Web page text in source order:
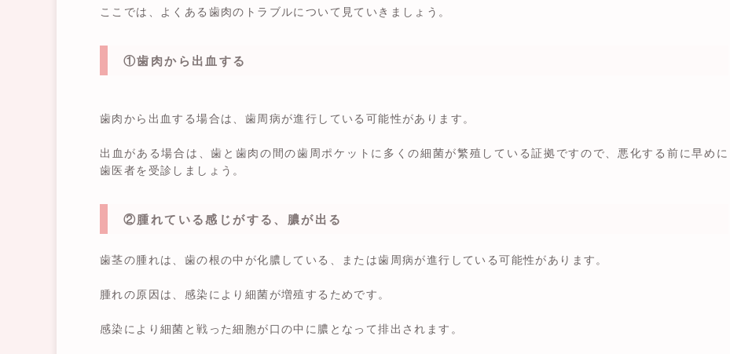
ここでは、よくある歯肉のトラブルについて見ていきましょう。
①歯肉から出血する
歯肉から出血する場合は、歯周病が進行している可能性があります。
出血がある場合は、歯と歯肉の間の歯周ポケットに多くの細菌が繁殖している証拠ですので、悪化する前に早めに
歯医者を受診しましょう。
②腫れている感じがする、膿が出る
歯茎の腫れは、歯の根の中が化膿している、または歯周病が進行している可能性があります。
腫れの原因は、感染により細菌が増殖するためです。
感染により細菌と戦った細胞が口の中に膿となって排出されます。